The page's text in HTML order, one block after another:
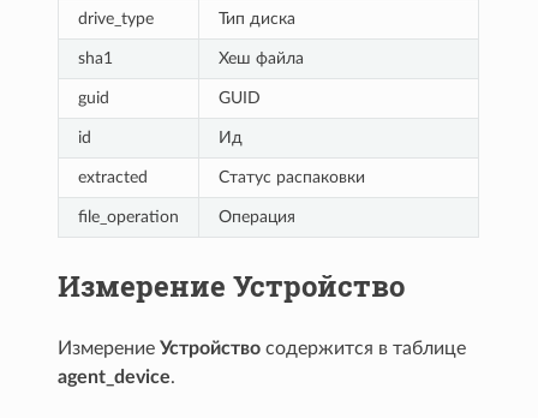
drive_type Тип диска
sha1 Хеш файла
guid GUID
id Ид
extracted Статус распаковки
file_operation Операция
Измерение Устройство
ИзмерениеУстройство содержится в таблице
agent_device.